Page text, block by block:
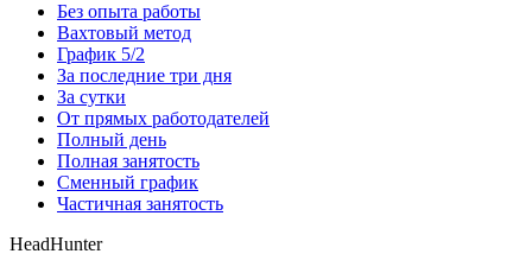
Без опыта работы
Вахтовый метод
График 5/2
За последние три дня
За сутки
От прямых работодателей
Полный день
Полная занятость
Сменный график
Частичная занятость
HeadHunter